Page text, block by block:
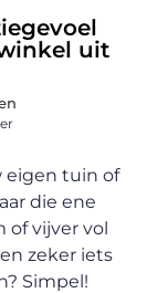
uit
eigen tuin of
die ene
of vijver vol
zeker iets
Simpel!